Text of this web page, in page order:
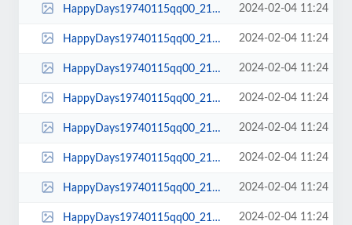
HappyDays19740115qq00_21_51qq00261.jpg 2024-02-04 11:24
HappyDays19740115qq00_21_50qq00260.jpg 2024-02-04 11:24
HappyDays19740115qq00_21_47qq00259.jpg 2024-02-04 11:24
HappyDays19740115qq00_21_45qq00258.jpg 2024-02-04 11:24
HappyDays19740115qq00_21_39qq00257.jpg 2024-02-04 11:24
HappyDays19740115qq00_21_35qq00256.jpg 2024-02-04 11:24
HappyDays19740115qq00_21_33qq00255.jpg 2024-02-04 11:24
HappyDays19740115qq00_21_31qq00254.jpg 2024-02-04 11:24